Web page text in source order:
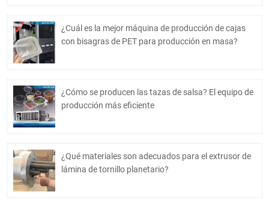
¿Cuál es la mejor máquina de producción de cajas
con bisagras de PET para producción en masa?
¿Cómo se producen las tazas de salsa? El equipo de
producción más eficiente
¿Qué materiales son adecuados para el extrusor de
lámina de tornillo planetario?